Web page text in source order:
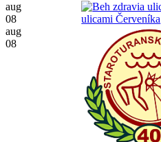
aug
08
ulicami Červeníka
aug
08